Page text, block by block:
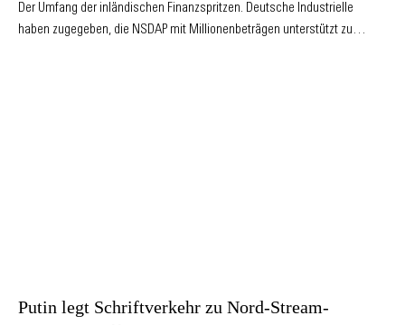
Der Umfang der inländischen Finanzspritzen. Deutsche Industrielle
haben zugegeben, die NSDAP mit Millionenbeträgen unterstützt zu…
Putin legt Schriftverkehr zu Nord-Stream-